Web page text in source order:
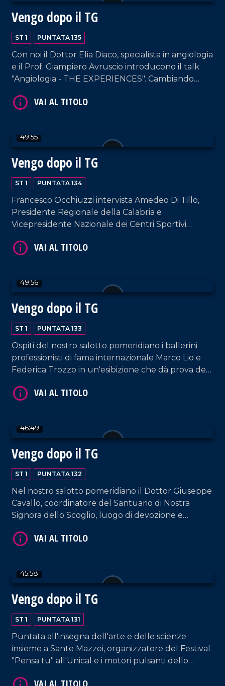
Vengo dopo il TG
ST 1 PUNTATA 135
Con noi il Dottor Elia Diaco, specialista in angiologia
e il Prof. Giampiero Avruscio introducono il talk
"Angiologia - THE EXPERIENCES". Cambiando
Carlo, Patron del celebre Cantagiro.
49:55
Vengo dopo il TG
ST 1 PUNTATA 134
Francesco Occhiuzzi intervista Amedeo Di Tillo,
Presidente Regionale della Calabria e
Vicepresidente Nazionale dei Centri Sportivi
vista istituzionale e sociale italiano.
49:56
Vengo dopo il TG
ST 1 PUNTATA 133
Ospiti del nostro salotto pomeridiano i ballerini
professionisti di fama internazionale Marco Lio e
Federica Trozzo in un'esibizione che dà prova del
Armando Piccolillo e le performance di DJ EL Dan
46:49
Vengo dopo il TG
ST 1 PUNTATA 132
Nel nostro salotto pomeridiano il Dottor Giuseppe
Cavallo, coordinatore del Santuario di Nostra
Signora dello Scoglio, luogo di devozione e
come la "Lourdes italiana".
45:58
Vengo dopo il TG
ST 1 PUNTATA 131
Puntata all'insegna dell'arte e delle scienze
insieme a Sante Mazzei, organizzatore del Festival
"Pensa tu" all'Unical e i motori pulsanti dello
VAI AL TITOLO
VAI AL TITOLO
VAI AL TITOLO
VAI AL TITOLO
VAI AL TITOLO